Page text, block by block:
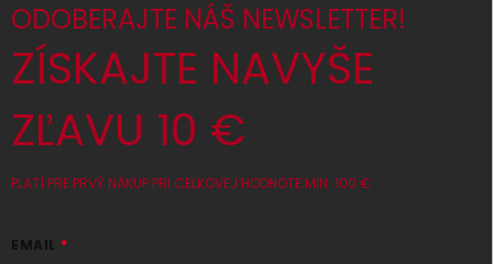
ODOBERAJTE NÁŠ NEWSLETTER!
ZÍSKAJTE NAVYŠE
ZĽAVU 10 €
PLATÍ PRE PRVÝ NÁKUP PRI CELKOVEJ HODNOTE MIN. 100 €
EMAIL